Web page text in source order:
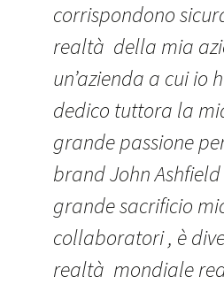
corrispondono
realtà della mia
un’azienda a cui io
dedico tuttora la
grande passione
brand John Ashfield
grande sacrificio
collaboratori , è
realtà mondiale